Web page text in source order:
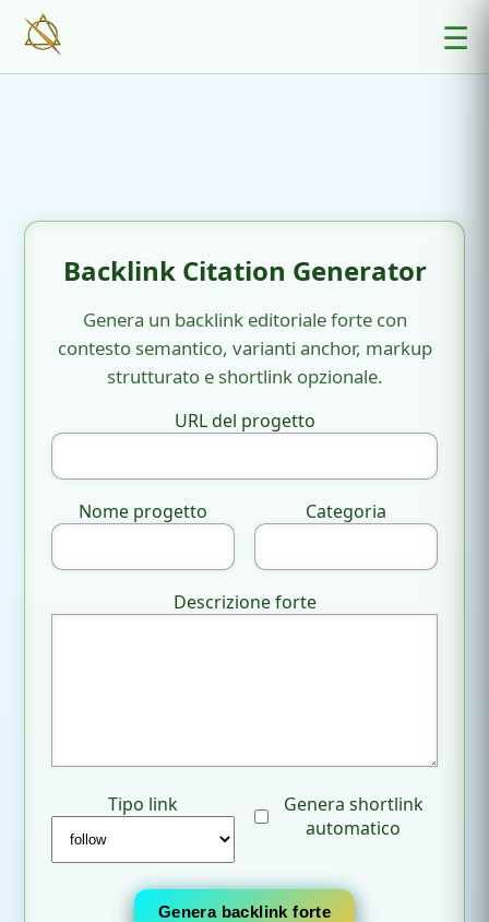
☰
Backlink Citation Generator
Genera un backlink editoriale forte con
contesto semantico, varianti anchor, markup
strutturato e shortlink opzionale.
URL del progetto
Nome progetto Categoria
Descrizione forte
Tipo link
Genera shortlink
automatico
Genera backlink forte